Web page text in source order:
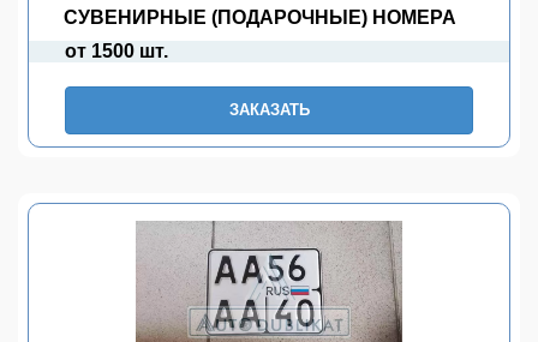
СУВЕНИРНЫЕ (ПОДАРОЧНЫЕ) НОМЕРА
от 1500 шт.
ЗАКАЗАТЬ